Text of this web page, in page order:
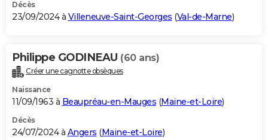
Décès
23/09/2024 à Villeneuve-Saint-Georges (Val-de-Marne)
Philippe GODINEAU (60 ans)
Créer une cagnotte obsèques
Naissance
11/09/1963 à Beaupréau-en-Mauges (Maine-et-Loire)
Décès
24/07/2024 à Angers (Maine-et-Loire)